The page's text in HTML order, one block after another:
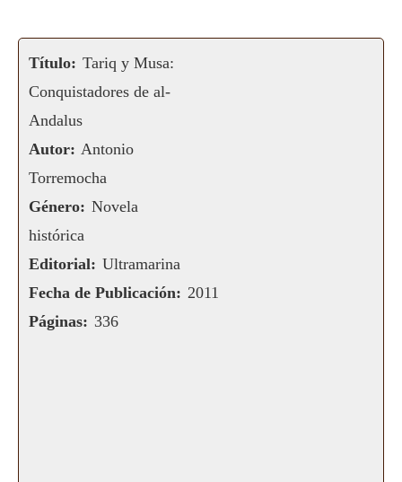
Título: Tariq y Musa:
Conquistadores de al-
Andalus
Autor: Antonio
Torremocha
Género: Novela
histórica
Editorial: Ultramarina
Fecha de Publicación: 2011
Páginas: 336